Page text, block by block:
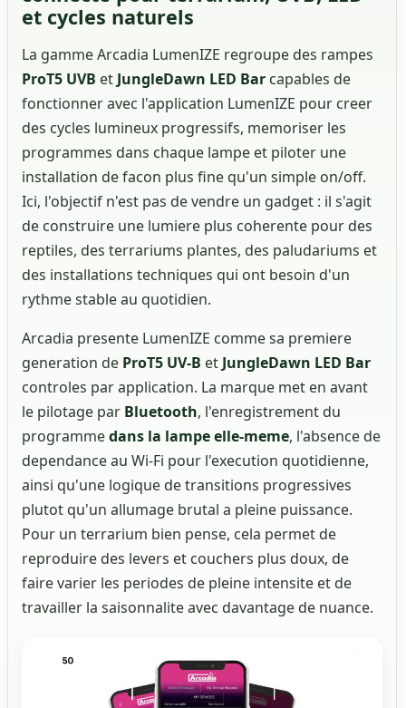
et cycles naturels
La gamme Arcadia LumenIZE regroupe des rampes
ProT5 UVB et JungleDawn LED Bar capables de
fonctionner avec l'application LumenIZE pour creer
des cycles lumineux progressifs, memoriser les
programmes dans chaque lampe et piloter une
installation de facon plus fine qu'un simple on/off.
Ici, l'objectif n'est pas de vendre un gadget : il s'agit
de construire une lumiere plus coherente pour des
reptiles, des terrariums plantes, des paludariums et
des installations techniques qui ont besoin d'un
rythme stable au quotidien.
Arcadia presente LumenIZE comme sa premiere
generation de ProT5 UV-B et JungleDawn LED Bar
controles par application. La marque met en avant
le pilotage par Bluetooth, l'enregistrement du
programmedans la lampe elle-meme, l'absence de
dependance au Wi-Fi pour l'execution quotidienne,
ainsi qu'une logique de transitions progressives
plutot qu'un allumage brutal a pleine puissance.
Pour un terrarium bien pense, cela permet de
reproduire des levers et couchers plus doux, de
faire varier les periodes de pleine intensite et de
travailler la saisonnalite avec davantage de nuance.